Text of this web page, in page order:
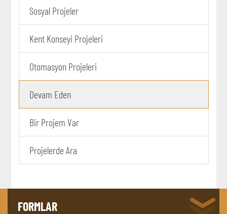
Sosyal Projeler
Kent Konseyi Projeleri
Otomasyon Projeleri
Devam Eden
Bir Projem Var
Projelerde Ara
FORMLAR